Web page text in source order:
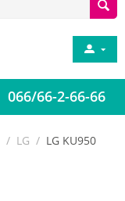
066/66-2-66-66
/ LG / LG KU950